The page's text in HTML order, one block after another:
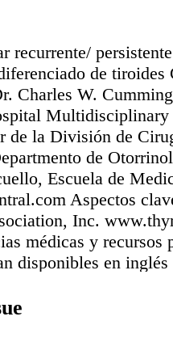
recurrente/
de tiroides
Charles W.
de la División de
de
Escuela de
Aspectos
Inc.
médicas y recursos
disponibles en